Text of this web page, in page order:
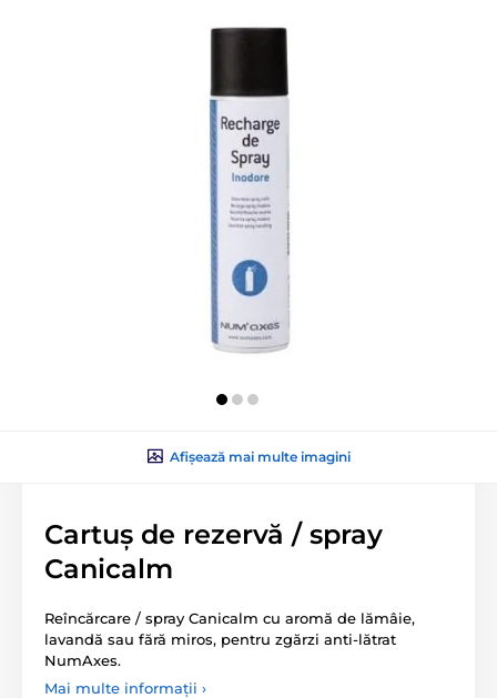
Afișează mai multe imagini
Cartuș de rezervă / spray
Canicalm
Reîncărcare / spray Canicalm cu aromă de lămâie,
lavandă sau fără miros, pentru zgărzi anti-lătrat
NumAxes.
Mai multe informații ›